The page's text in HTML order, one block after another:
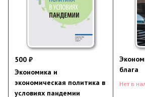
500 ₽
Экономика и
экономическая политика в
условиях пандемии
блага
Нет в